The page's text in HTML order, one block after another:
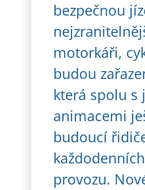
bezpečnou
motorkáři,
budou
která spolu s
animacemi
budoucí
provozu.